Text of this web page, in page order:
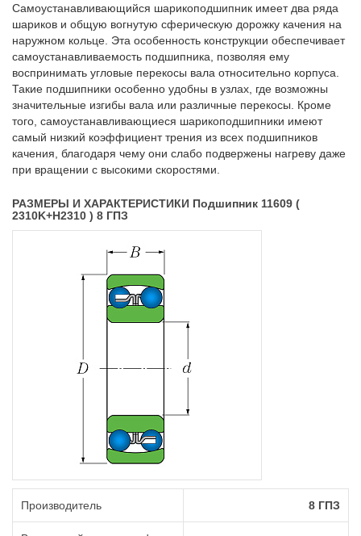
Самоустанавливающийся шарикоподшипник имеет два ряда
шариков и общую вогнутую сферическую дорожку качения на
наружном кольце. Эта особенность конструкции обеспечивает
самоустанавливаемость подшипника, позволяя ему
воспринимать угловые перекосы вала относительно корпуса.
Такие подшипники особенно удобны в узлах, где возможны
значительные изгибы вала или различные перекосы. Кроме
того, самоустанавливающиеся шарикоподшипники имеют
самый низкий коэффициент трения из всех подшипников
качения, благодаря чему они слабо подвержены нагреву даже
при вращении с высокими скоростями.
РАЗМЕРЫ И ХАРАКТЕРИСТИКИ Подшипник 11609 (
2310K+H2310 ) 8 ГПЗ
Производитель 8 ГПЗ